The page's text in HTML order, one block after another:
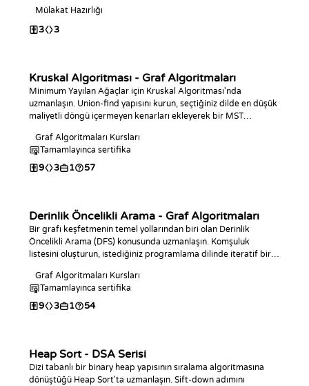
Mülakat Hazırlığı
3 3
Kruskal Algoritması - Graf Algoritmaları
Minimum Yayılan Ağaçlar için Kruskal Algoritması'nda
uzmanlaşın. Union-find yapısını kurun, seçtiğiniz dilde en düşük
maliyetli döngü içermeyen kenarları ekleyerek bir MST
yanıtlayın.
Graf Algoritmaları Kursları
Tamamlayınca sertifika
9 3 1 57
Derinlik Öncelikli Arama - Graf Algoritmaları
Bir grafı keşfetmenin temel yollarından biri olan Derinlik
Öncelikli Arama (DFS) konusunda uzmanlaşın. Komşuluk
listesini oluşturun, istediğiniz programlama dilinde iteratif bir
bileşenleri sayıp ölçmek için bu algoritmayı kullanın.
Graf Algoritmaları Kursları
Tamamlayınca sertifika
9 3 1 54
Heap Sort - DSA Serisi
Dizi tabanlı bir binary heap yapısının sıralama algoritmasına
dönüştüğü Heap Sort'ta uzmanlaşın. Sift-down adımını